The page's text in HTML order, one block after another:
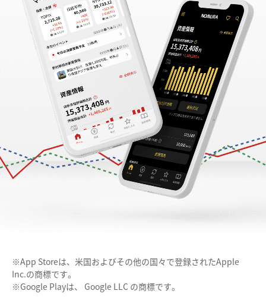
※App Storeは、米国およびその他の国々で登録されたApple
Inc.の商標です。
※Google Playは、 Google LLC の商標です。